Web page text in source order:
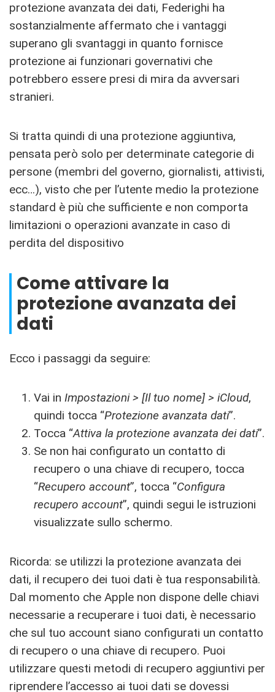
protezione avanzata dei dati, Federighi ha
sostanzialmente affermato che i vantaggi
superano gli svantaggi in quanto fornisce
protezione ai funzionari governativi che
potrebbero essere presi di mira da avversari
stranieri.
Si tratta quindi di una protezione aggiuntiva,
pensata però solo per determinate categorie di
persone (membri del governo, giornalisti, attivisti,
ecc…), visto che per l’utente medio la protezione
standard è più che sufficiente e non comporta
limitazioni o operazioni avanzate in caso di
perdita del dispositivo
Come attivare la
protezione avanzata dei
dati
Ecco i passaggi da seguire:
Vai in Impostazioni > [Il tuo nome] > iCloud,
quindi tocca “Protezione avanzata dati”.
Tocca “Attiva la protezione avanzata dei dati”.
Se non hai configurato un contatto di
recupero o una chiave di recupero, tocca
“Recupero account”, tocca “Configura
recupero account”, quindi segui le istruzioni
visualizzate sullo schermo.
Ricorda: se utilizzi la protezione avanzata dei
dati, il recupero dei tuoi dati è tua responsabilità.
Dal momento che Apple non dispone delle chiavi
necessarie a recuperare i tuoi dati, è necessario
che sul tuo account siano configurati un contatto
di recupero o una chiave di recupero. Puoi
utilizzare questi metodi di recupero aggiuntivi per
riprendere l’accesso ai tuoi dati se dovessi